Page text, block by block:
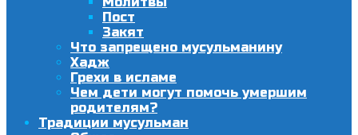
Пост
Закят
Что запрещено мусульманину
Хадж
Грехи в исламе
Чем дети могут помочь умершим
родителям?
Традиции мусульман